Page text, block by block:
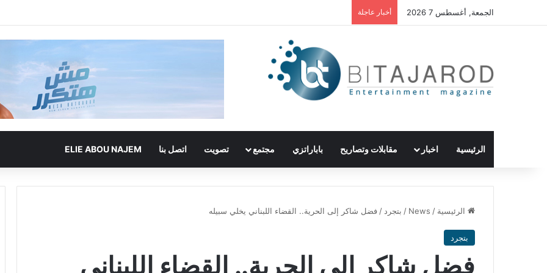
الجمعة, أغسطس 7 2026 أخبار عاجلة
الرئيسية اخبار مقابلات وتصاريح باباراتزي مجتمع تصويت اتصل بنا ELIE ABOU NAJEM
الرئيسية /
News
/ بتجرد / فضل شاكر إلى الحرية.. القضاء اللبناني يخلي سبيله
بتجرد
فضل شاكر إلى الحرية.. القضاء اللبناني